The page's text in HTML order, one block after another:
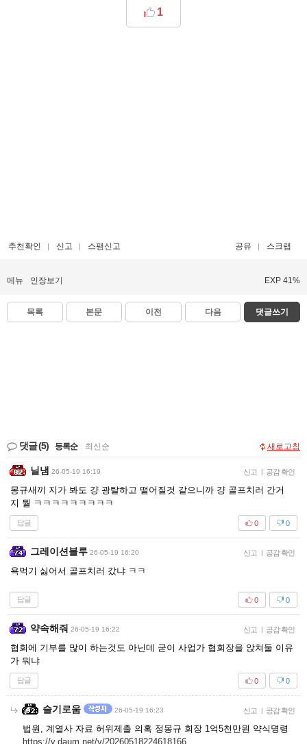
1
추천확인 신고 스팸신고 공유 스크랩
메뉴 인장보기 EXP 41%
목록 본문 이전 다음 댓글쓰기
댓글(5) 등록순 최신순 새로고침
닐냄 26-05-19 16:19 신고 | 공감 확인
몽규새끼 지가 봐도 걍 광탈하고 떨어질것 같으니까 걍 골프치러 간거
지 뭘 ㅋㅋㅋㅋㅋㅋㅋㅋㅋ
답글 0
0
그레이션블루 26-05-19 16:20 신고 | 공감 확인
욕먹기 싫어서 골프치러 갔냐 ㅋㅋ
답글 0
0
약속해줘 26-05-19 16:22 신고 | 공감 확인
협회에 기부를 많이 하는것도 아닌데 굳이 사업가 협회장을 앉쳐둘 이유
가 뭐냐
답글 0
0
슬기로움 26-05-19 16:23 신고 | 공감 확인
법원, 계열사 자료 허위제출 의혹 정몽규 회장 1억5천만원 약식명령
https://v.daum.net/v/20260518224618166